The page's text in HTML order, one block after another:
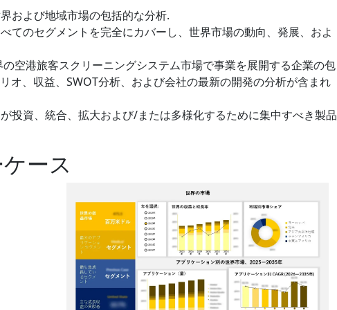
および地域市場の包括的な分析.
てのセグメントを完全にカバーし、世界市場の動向、発展、およ
空港旅客スクリーニングシステム市場で事業を展開する企業の包
オ、収益、SWOT分析、および会社の最新の開発の分析が含まれ
投資、統合、拡大および/または多様化するために集中すべき製品
ース